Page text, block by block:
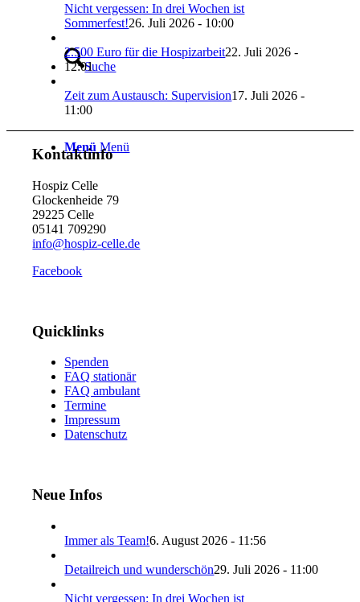
Suche
Menü Menü
Nicht vergessen: In drei Wochen ist
Sommerfest!26. Juli 2026 - 10:00
2.500 Euro für die Hospizarbeit22. Juli 2026 -
12:01
Zeit zum Austausch: Supervision17. Juli 2026 -
11:00
Kontaktinfo
Hospiz Celle
Glockenheide 79
29225 Celle
05141 709290
info@hospiz-celle.de
Facebook
Quicklinks
Spenden
FAQ stationär
FAQ ambulant
Termine
Impressum
Datenschutz
Neue Infos
Immer als Team!6. August 2026 - 11:56
Detailreich und wunderschön29. Juli 2026 - 11:00
Nicht vergessen: In drei Wochen ist